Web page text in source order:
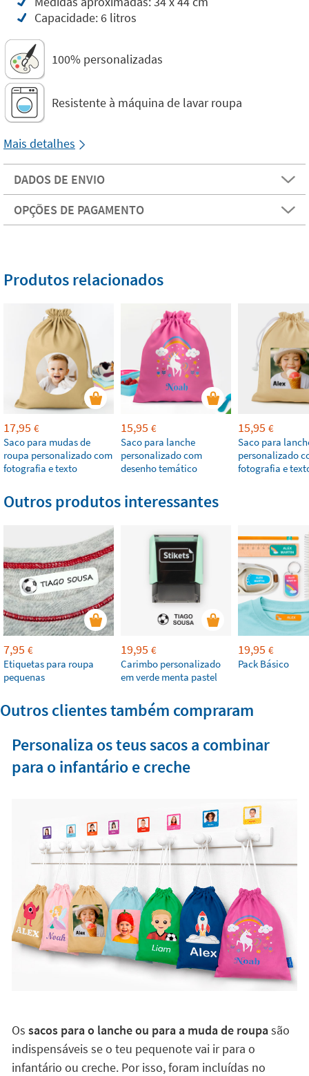
Capacidade: 6 litros
100% personalizadas
Resistente à máquina de lavar roupa
Mais detalhes
DADOS DE ENVIO
OPÇÕES DE PAGAMENTO
Produtos relacionados
17,95 €
Saco para mudas de
roupa personalizado com
fotografia e texto
15,95 €
Saco para lanche
personalizado com
desenho temático
15,95 €
Saco para
personalizado
fotografia e
Outros produtos interessantes
7,95 €
Etiquetas para roupa
pequenas
19,95 €
Carimbo personalizado
em verde menta pastel
19,95 €
Pack Básico
Outros clientes também compraram
Personaliza os teus sacos a combinar
para o infantário e creche
Os sacos para o lanche ou para a muda de roupasão
indispensáveis se o teu pequenote vai ir para o
infantário ou creche. Por isso, foram incluídas no